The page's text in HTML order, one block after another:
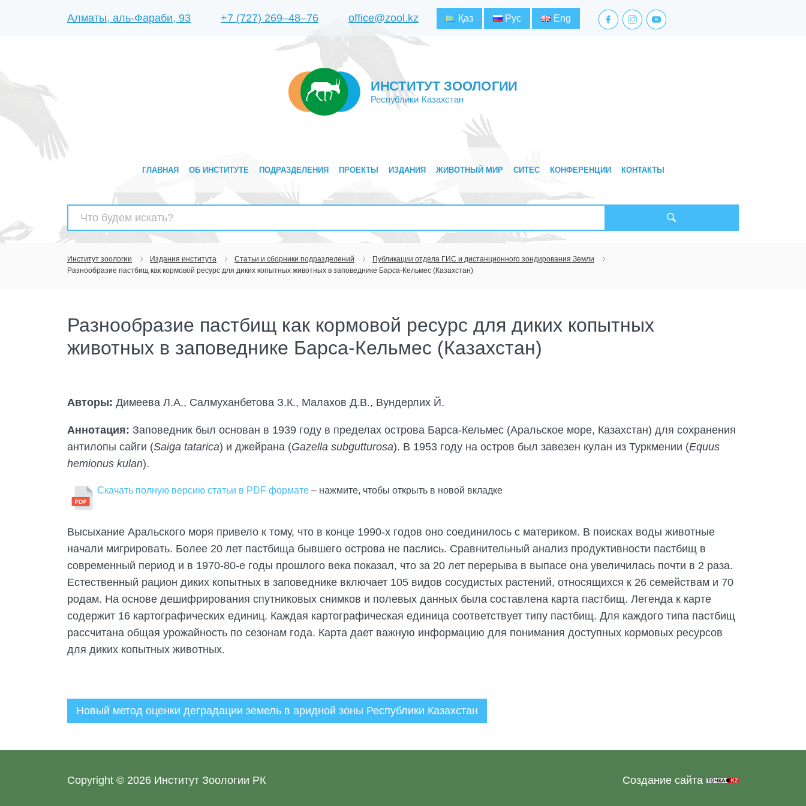
Алматы, аль-Фараби, 93 +7 (727) 269‒48‒76 office@zool.kz Қаз Рус Eng facebook.com
instagram.com
youtube.com
ИНСТИТУТ ЗООЛОГИИ
Республики Казахстан
ГЛАВНАЯ ОБ ИНСТИТУТЕ ПОДРАЗДЕЛЕНИЯ ПРОЕКТЫ ИЗДАНИЯ ЖИВОТНЫЙ МИР СИТЕС КОНФЕРЕНЦИИ КОНТАКТЫ
Найти:
Институт зоологии Издания института Статьи и сборники подразделений
Публикации отдела ГИС и дистанционного зондирования Земли
Разнообразие пастбищ как кормовой ресурс для диких копытных животных в заповеднике Барса-Кельмес (Казахстан)
Разнообразие пастбищ как кормовой ресурс для диких копытных
животных в заповеднике Барса-Кельмес (Казахстан)
Авторы: Димеева Л.А., Салмуханбетова З.К., Малахов Д.В., Вундерлих Й.
Аннотация: Заповедник был основан в 1939 году в пределах острова Барса-Кельмес (Аральское море, Казахстан) для сохранения
антилопы сайги (Saiga tatarica) и джейрана (Gazella subgutturosa). В 1953 году на остров был завезен кулан из Туркмении (Equus
hemionus kulan).
Скачать полную версию статьи в PDF формате– нажмите, чтобы открыть в новой вкладке
Высыхание Аральского моря привело к тому, что в конце 1990-х годов оно соединилось с материком. В поисках воды животные
начали мигрировать. Более 20 лет пастбища бывшего острова не паслись. Сравнительный анализ продуктивности пастбищ в
современный период и в 1970-80-е годы прошлого века показал, что за 20 лет перерыва в выпасе она увеличилась почти в 2 раза.
Естественный рацион диких копытных в заповеднике включает 105 видов сосудистых растений, относящихся к 26 семействам и 70
родам. На основе дешифрирования спутниковых снимков и полевых данных была составлена карта пастбищ. Легенда к карте
содержит 16 картографических единиц. Каждая картографическая единица соответствует типу пастбищ. Для каждого типа пастбищ
рассчитана общая урожайность по сезонам года. Карта дает важную информацию для понимания доступных кормовых ресурсов
для диких копытных животных.
Новый метод оценки деградации земель в аридной зоны Республики Казахстан
Copyright © 2026 Институт Зоологии РК Создание сайта